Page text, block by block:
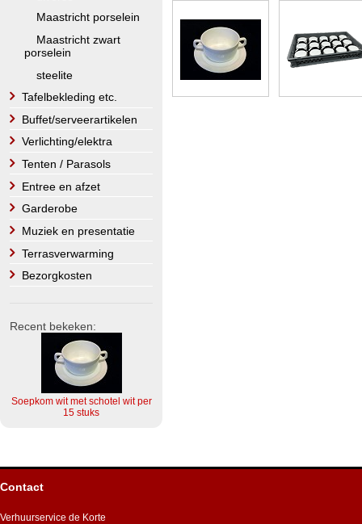
Maastricht porselein
Maastricht zwart
porselein
steelite
Tafelbekleding etc.
Buffet/serveerartikelen
Verlichting/elektra
Tenten / Parasols
Entree en afzet
Garderobe
Muziek en presentatie
Terrasverwarming
Bezorgkosten
Recent bekeken:
Soepkom wit met schotel wit per
15 stuks
Contact
Verhuurservice de Korte